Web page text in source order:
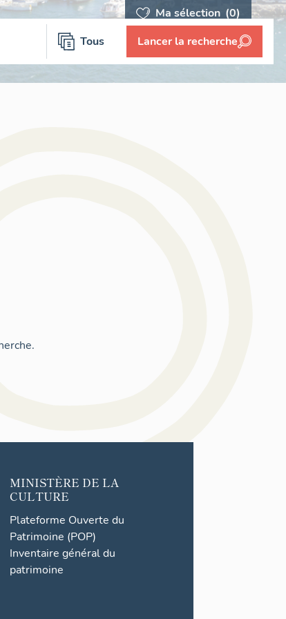
Ma sélection (0)
Tous Lancer la recherche
MINISTÈRE DE LA
CULTURE
Plateforme Ouverte du
Patrimoine (POP)
Inventaire général du
patrimoine